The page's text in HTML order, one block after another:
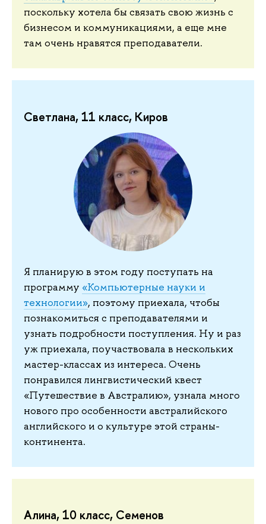
поскольку хотела бы связать свою жизнь с
бизнесом и коммуникациями, а еще мне
там очень нравятся преподаватели.
Светлана, 11 класс, Киров
Я планирую в этом году поступать на
программу «Компьютерные науки и
технологии», поэтому приехала, чтобы
познакомиться с преподавателями и
узнать подробности поступления. Ну и раз
уж приехала, поучаствовала в нескольких
мастер-классах из интереса. Очень
понравился лингвистический квест
«Путешествие в Австралию», узнала много
нового про особенности австралийского
английского и о культуре этой страны-
континента.
Алина, 10 класс, Семенов